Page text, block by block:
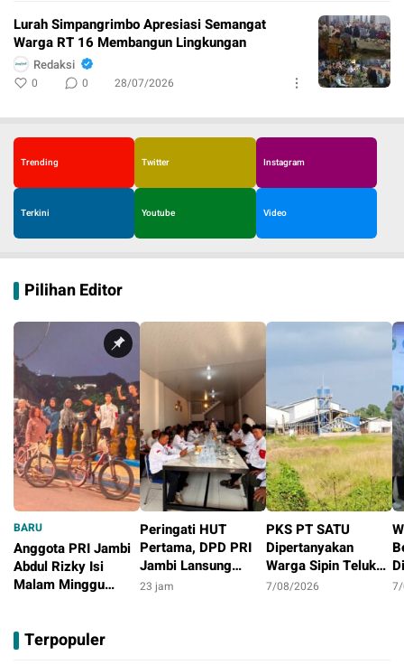
Lurah Simpangrimbo Apresiasi Semangat
Warga RT 16 Membangun Lingkungan
Redaksi
0 0 28/07/2026
Trending Twitter Instagram
Terkini Youtube Video
Pilihan Editor
BARU
Anggota PRI Jambi
Abdul Rizky Isi
Malam Minggu
Aktivitas Positif
Peringati HUT
Pertama, DPD PRI
Jambi Lansung
Berbagi Dengan
23 jam
PKS PT SATU
Dipertanyakan
Warga Sipin Teluk
Duren, Jarak Dekat
7/08/2026
Terpopuler